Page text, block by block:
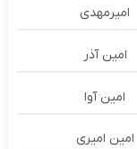
امیرمهدی
امین آذر
امین آوا
امین امیری